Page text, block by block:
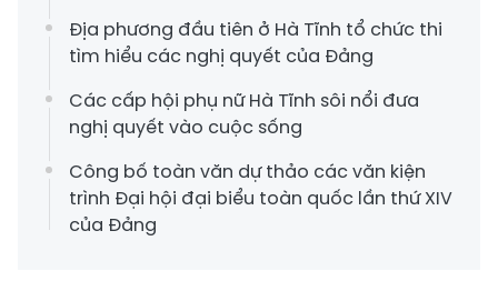
Địa phương đầu tiên ở Hà Tĩnh tổ chức thi
tìm hiểu các nghị quyết của Đảng
Các cấp hội phụ nữ Hà Tĩnh sôi nổi đưa
nghị quyết vào cuộc sống
Công bố toàn văn dự thảo các văn kiện
trình Đại hội đại biểu toàn quốc lần thứ XIV
của Đảng